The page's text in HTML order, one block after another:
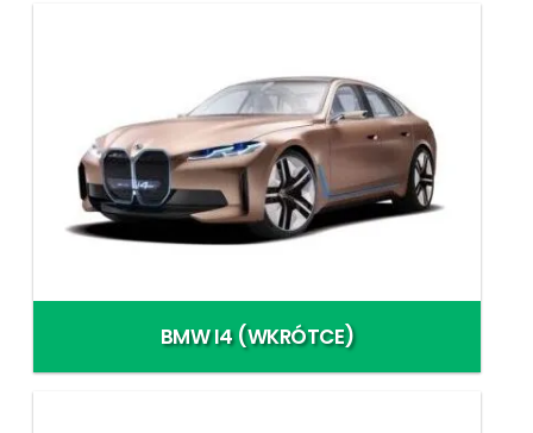
BMW I4 (WKRÓTCE)